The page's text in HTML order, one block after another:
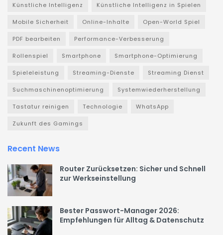
Künstliche Intelligenz Künstliche Intelligenz in Spielen
Mobile Sicherheit Online-Inhalte Open-World Spiel
PDF bearbeiten Performance-Verbesserung
Rollenspiel Smartphone Smartphone-Optimierung
Spieleleistung Streaming-Dienste Streaming Dienst
Suchmaschinenoptimierung Systemwiederherstellung
Tastatur reinigen Technologie WhatsApp
Zukunft des Gamings
Recent News
Router Zurücksetzen: Sicher und Schnell
zur Werkseinstellung
Bester Passwort-Manager 2026:
Empfehlungen für Alltag & Datenschutz